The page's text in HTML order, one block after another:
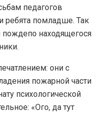
педагогов
ребята помладше. Так
пождепо находящегося
они с
пожарной части
психологической
«Ого, да тут